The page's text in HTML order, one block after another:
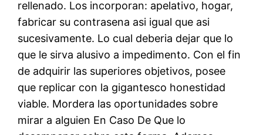
rellenado. Los incorporan: apelativo, hogar,
fabricar su contrasena asi igual que asi
sucesivamente. Lo cual deberia dejar que lo
que le sirva alusivo a impedimento. Con el fin
de adquirir las superiores objetivos, posee
que replicar con la gigantesco honestidad
viable. Mordera las oportunidades sobre
mirar a alguien En Caso De Que lo